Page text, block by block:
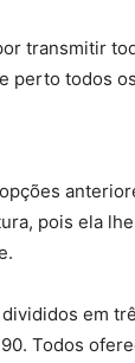
transmitir
perto todos
pois ela
em
Todos